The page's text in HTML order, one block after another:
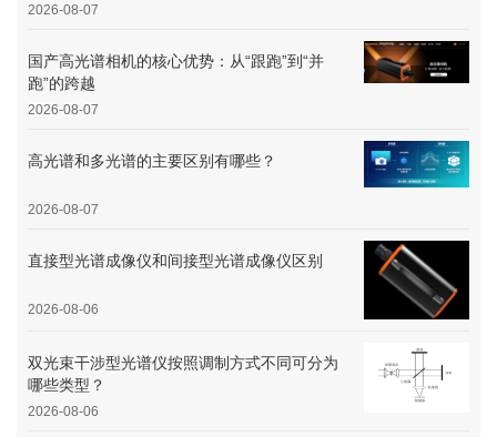
2026-08-07
国产高光谱相机的核心优势：从“跟跑”到“并
跑”的跨越
2026-08-07
高光谱和多光谱的主要区别有哪些？
2026-08-07
直接型光谱成像仪和间接型光谱成像仪区别
2026-08-06
双光束干涉型光谱仪按照调制方式不同可分为
哪些类型？
2026-08-06